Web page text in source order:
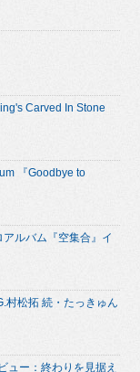
Carved In Stone
『Goodbye to
ルバム『空集合』イ
村松拓 続・たっきゅん
ュー：終わりを見据え